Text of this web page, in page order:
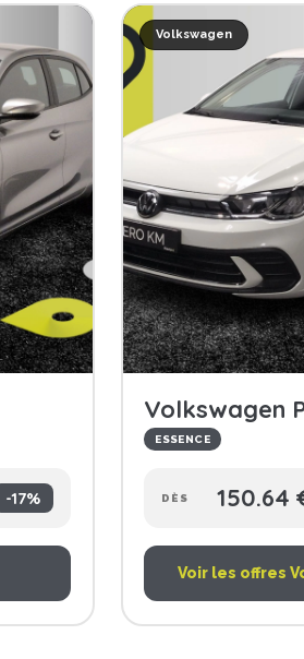
-17%
Volkswagen
Volkswagen
ESSENCE
DÈS 150.64
Voir les offres